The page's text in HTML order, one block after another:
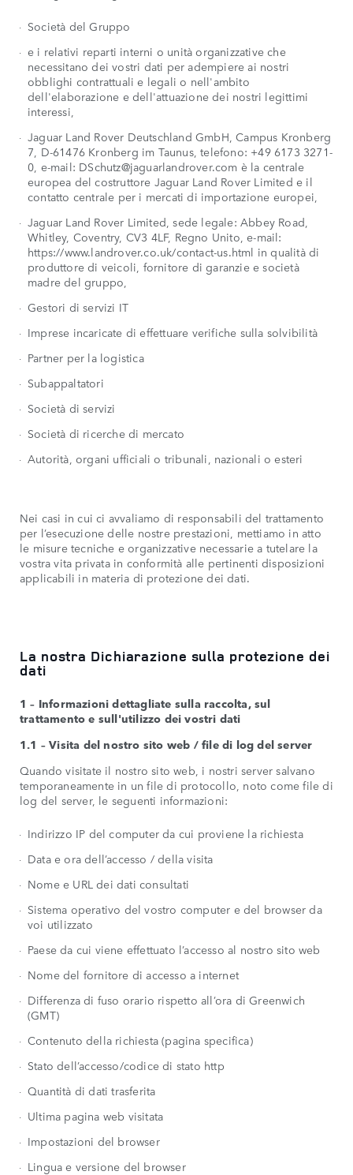
Società del Gruppo
e i relativi reparti interni o unità organizzative che
necessitano dei vostri dati per adempiere ai nostri
obblighi contrattuali e legali o nell'ambito
dell'elaborazione e dell'attuazione dei nostri legittimi
interessi,
Jaguar Land Rover Deutschland GmbH, Campus Kronberg
7, D-61476 Kronberg im Taunus, telefono: +49 6173 3271-
0, e-mail: DSchutz@jaguarlandrover.com è la centrale
europea del costruttore Jaguar Land Rover Limited e il
contatto centrale per i mercati di importazione europei,
Jaguar Land Rover Limited, sede legale: Abbey Road,
Whitley, Coventry, CV3 4LF, Regno Unito, e-mail:
https://www.landrover.co.uk/contact-us.html in qualità di
produttore di veicoli, fornitore di garanzie e società
madre del gruppo,
Gestori di servizi IT
Imprese incaricate di effettuare verifiche sulla solvibilità
Partner per la logistica
Subappaltatori
Società di servizi
Società di ricerche di mercato
Autorità, organi ufficiali o tribunali, nazionali o esteri
Nei casi in cui ci avvaliamo di responsabili del trattamento
per l’esecuzione delle nostre prestazioni, mettiamo in atto
le misure tecniche e organizzative necessarie a tutelare la
vostra vita privata in conformità alle pertinenti disposizioni
applicabili in materia di protezione dei dati.
La nostra Dichiarazione sulla protezione dei
dati
1 – Informazioni dettagliate sulla raccolta, sul
trattamento e sull'utilizzo dei vostri dati
1.1 – Visita del nostro sito web / file di log del server
Quando visitate il nostro sito web, i nostri server salvano
temporaneamente in un file di protocollo, noto come file di
log del server, le seguenti informazioni:
Indirizzo IP del computer da cui proviene la richiesta
Data e ora dell’accesso / della visita
Nome e URL dei dati consultati
Sistema operativo del vostro computer e del browser da
voi utilizzato
Paese da cui viene effettuato l’accesso al nostro sito web
Nome del fornitore di accesso a internet
Differenza di fuso orario rispetto all’ora di Greenwich
(GMT)
Contenuto della richiesta (pagina specifica)
Stato dell’accesso/codice di stato http
Quantità di dati trasferita
Ultima pagina web visitata
Impostazioni del browser
Lingua e versione del browser